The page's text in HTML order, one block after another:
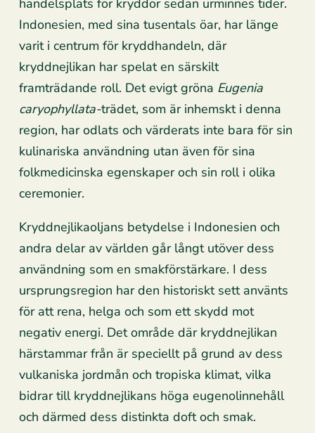
handelsplats för kryddor sedan urminnes tider.
Indonesien, med sina tusentals öar, har länge
varit i centrum för kryddhandeln, där
kryddnejlikan har spelat en särskilt
framträdande roll. Det evigt gröna Eugenia
caryophyllata-trädet, som är inhemskt i denna
region, har odlats och värderats inte bara för sin
kulinariska användning utan även för sina
folkmedicinska egenskaper och sin roll i olika
ceremonier.
Kryddnejlikaoljans betydelse i Indonesien och
andra delar av världen går långt utöver dess
användning som en smakförstärkare. I dess
ursprungsregion har den historiskt sett använts
för att rena, helga och som ett skydd mot
negativ energi. Det område där kryddnejlikan
härstammar från är speciellt på grund av dess
vulkaniska jordmån och tropiska klimat, vilka
bidrar till kryddnejlikans höga eugenolinnehåll
och därmed dess distinkta doft och smak.